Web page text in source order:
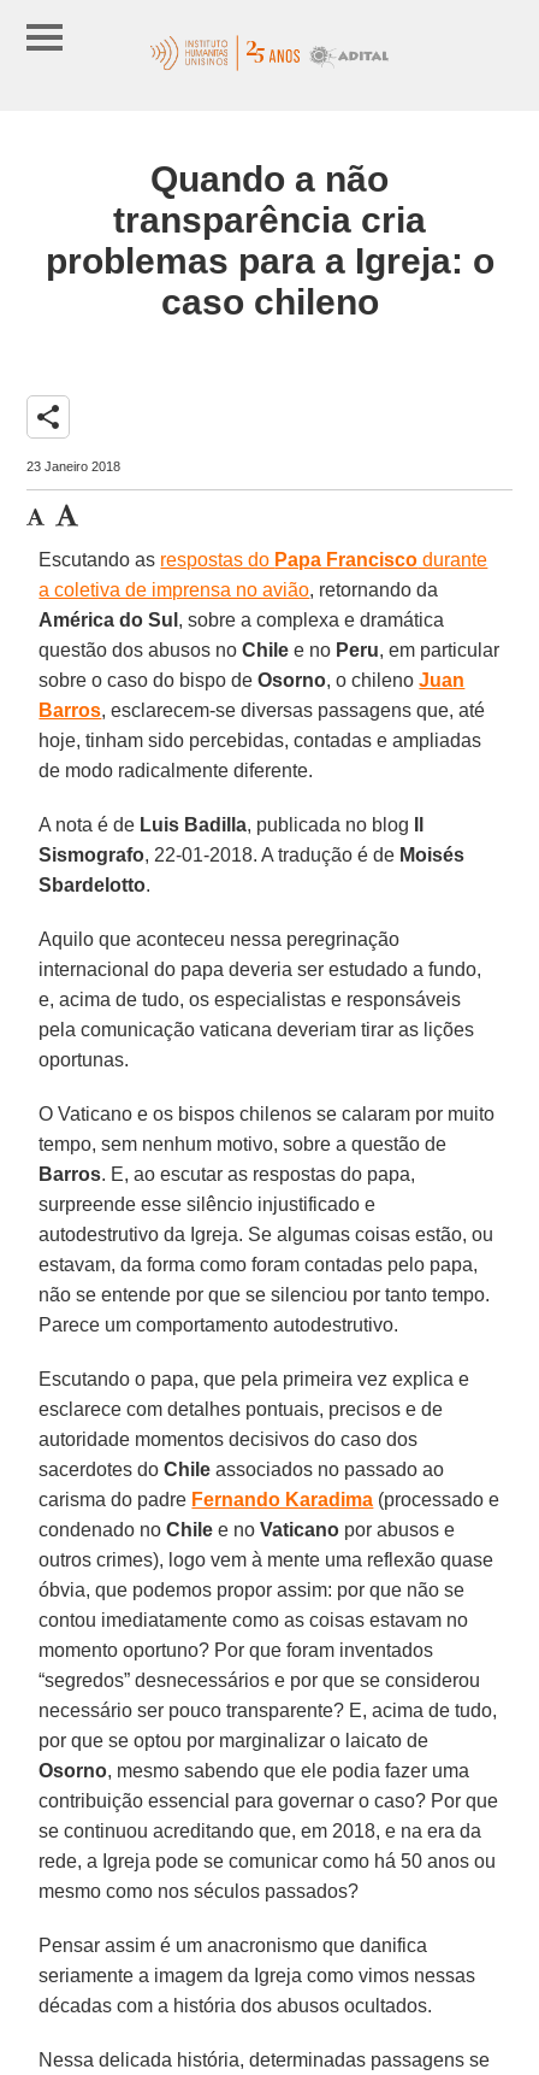
Quando a não
transparência cria
problemas para a Igreja: o
caso chileno
share
23 Janeiro 2018
Escutando as respostas do Papa Francisco durante
a coletiva de imprensa no avião, retornando da
América do Sul , sobre a complexa e dramática
questão dos abusos noChile e no Peru, em particular
sobre o caso do bispo deOsorno, o chilenoJuan
Barros, esclarecem-se diversas passagens que, até
hoje, tinham sido percebidas, contadas e ampliadas
de modo radicalmente diferente.
A nota é de Luis Badilla, publicada no blog
Sismografo, 22-01-2018. A tradução é de Moisés
Sbardelotto.
Aquilo que aconteceu nessa peregrinação
internacional do papa deveria ser estudado a fundo,
e, acima de tudo, os especialistas e responsáveis
pela comunicação vaticana deveriam tirar as lições
oportunas.
O Vaticano e os bispos chilenos se calaram por muito
tempo, sem nenhum motivo, sobre a questão de
Barros. E, ao escutar as respostas do papa,
surpreende esse silêncio injustificado e
autodestrutivo da Igreja. Se algumas coisas estão, ou
estavam, da forma como foram contadas pelo papa,
não se entende por que se silenciou por tanto tempo.
Parece um comportamento autodestrutivo.
Escutando o papa, que pela primeira vez explica e
esclarece com detalhes pontuais, precisos e de
autoridade momentos decisivos do caso dos
sacerdotes doChile associados no passado ao
carisma do padre Fernando Karadima (processado e
condenado noChile e noVaticano por abusos e
outros crimes), logo vem à mente uma reflexão quase
óbvia, que podemos propor assim: por que não se
contou imediatamente como as coisas estavam no
momento oportuno? Por que foram inventados
“segredos” desnecessários e por que se considerou
necessário ser pouco transparente? E, acima de tudo,
por que se optou por marginalizar o laicato de
Osorno, mesmo sabendo que ele podia fazer uma
contribuição essencial para governar o caso? Por que
se continuou acreditando que, em 2018, e na era da
rede, a Igreja pode se comunicar como há 50 anos ou
mesmo como nos séculos passados?
Pensar assim é um anacronismo que danifica
seriamente a imagem da Igreja como vimos nessas
décadas com a história dos abusos ocultados.
Nessa delicada história, determinadas passagens se